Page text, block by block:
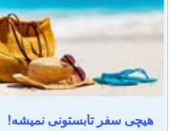
هیچی سفر تابستونی نمیشه!